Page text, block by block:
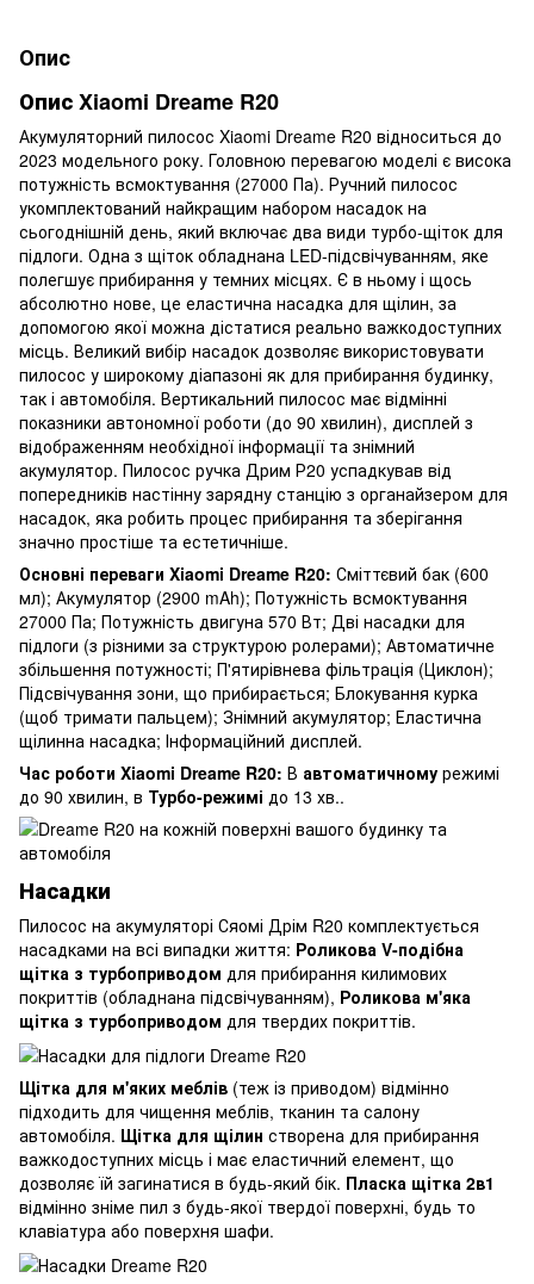
Опис
Опис Xiaomi Dreame R20
Акумуляторний пилосос Xiaomi Dreame R20 відноситься до
2023 модельного року. Головною перевагою моделі є висока
потужність всмоктування (27000 Па). Ручний пилосос
укомплектований найкращим набором насадок на
сьогоднішній день, який включає два види турбо-щіток для
підлоги. Одна з щіток обладнана LED-підсвічуванням, яке
полегшує прибирання у темних місцях. Є в ньому і щось
абсолютно нове, це еластична насадка для щілин, за
допомогою якої можна дістатися реально важкодоступних
місць. Великий вибір насадок дозволяє використовувати
пилосос у широкому діапазоні як для прибирання будинку,
так і автомобіля. Вертикальний пилосос має відмінні
показники автономної роботи (до 90 хвилин), дисплей з
відображенням необхідної інформації та знімний
акумулятор. Пилосос ручка Дрим Р20 успадкував від
попередників настінну зарядну станцію з органайзером для
насадок, яка робить процес прибирання та зберігання
значно простіше та естетичніше.
Основні переваги Xiaomi Dreame R20: Сміттєвий бак (600
мл); Акумулятор (2900 mAh); Потужність всмоктування
27000 Па; Потужність двигуна 570 Вт; Дві насадки для
підлоги (з різними за структурою ролерами); Автоматичне
збільшення потужності; П'ятирівнева фільтрація (Циклон);
Підсвічування зони, що прибирається; Блокування курка
(щоб тримати пальцем); Знімний акумулятор; Еластична
щілинна насадка; Інформаційний дисплей.
Час роботи Xiaomi Dreame R20: В автоматичному режимі
до 90 хвилин, в Турбо-режимі до 13 хв..
Насадки
Пилосос на акумуляторі Сяомі Дрім R20 комплектується
насадками на всі випадки життя: Роликова V-подібна
щітка з турбоприводом для прибирання килимових
покриттів (обладнана підсвічуванням), Роликова м'яка
щітка з турбоприводом для твердих покриттів.
Щітка для м'яких меблів (теж із приводом) відмінно
підходить для чищення меблів, тканин та салону
автомобіля. Щітка для щілин створена для прибирання
важкодоступних місць і має еластичний елемент, що
дозволяє їй загинатися в будь-який бік. Пласка щітка 2в1
відмінно зніме пил з будь-якої твердої поверхні, будь то
клавіатура або поверхня шафи.